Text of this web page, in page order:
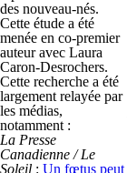
des nouveau-nés.
Cette étude a été
menée en co‑premier
auteur avec Laura
Caron-Desrochers.
Cette recherche a été
largement relayée par
les médias,
notamment :
La Presse
Canadienne / Le
Soleil : Un fœtus peut